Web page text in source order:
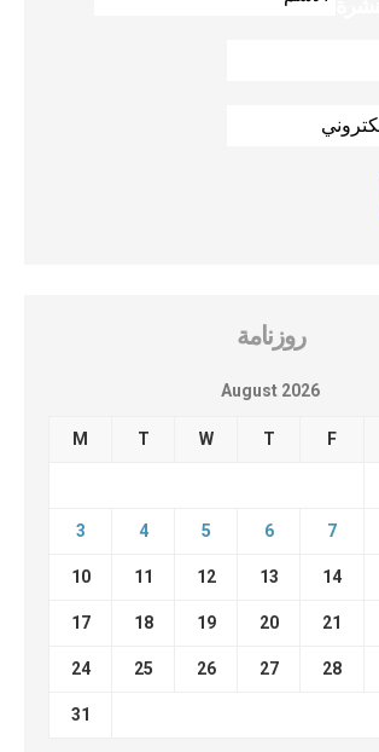
روزنامة
August 2026
M T W T F
3 4 5 6 7
10 11 12 13 14
17 18 19 20 21
24 25 26 27 28
31